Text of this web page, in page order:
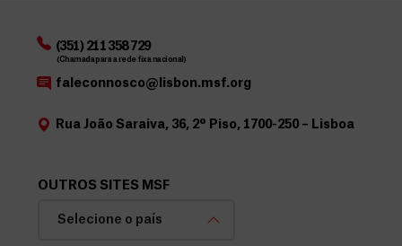
(351) 211 358 729
(Chamada para a rede fixa nacional)
faleconnosco@lisbon.msf.org
Rua João Saraiva, 36, 2º Piso, 1700-250 – Lisboa
OUTROS SITES MSF
Selecione o país